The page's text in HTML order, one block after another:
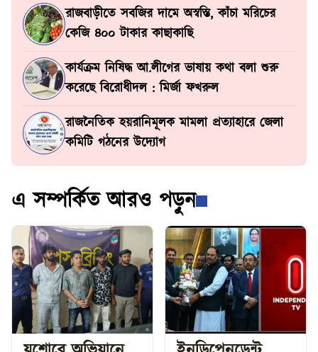
রাজবাড়ীতে সবজির দামে অস্বস্তি, কাঁচা মরিচের
কেজি ৪০০ টাকার কাছাকাছি
কার্যক্রম নিষিদ্ধ আ.লীগের ভাষায় কথা বলা শুরু
করেছে বিরোধীদল : মির্জা ফখরুল
রাজনৈতিক হয়রানিমূলক মামলা প্রত্যাহারে জেলা
কমিটি গঠনের উদ্যোগ
এ সম্পর্কিত আরও পড়ুন